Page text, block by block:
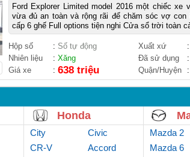
Ford Explorer Limited model 2016 một chiếc
vừa đủ an toàn và rộng rãi để chăm sóc vợ con
cấp 6 ghế Full options tiện nghi Cửa sổ trời toàn
Hộp số : Số tự động Xuất xứ :
Nhiên liệu
: Xăng Đã sử dụng :
Giá xe
: 638 triệu Quận/Huyện :
Honda
City
Civic
CR-V
Accord
Mazda 2
Mazda 6